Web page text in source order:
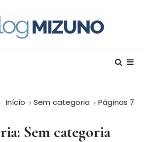
Início Sem categoria Páginas 7
Sem categoria